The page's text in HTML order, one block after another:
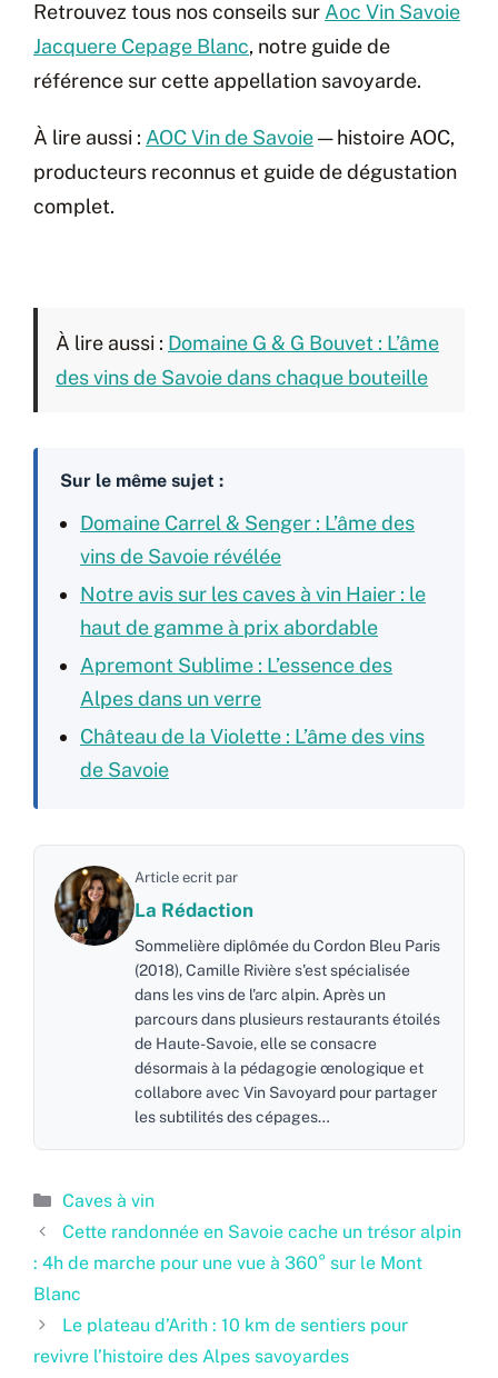
Retrouvez tous nos conseils sur Aoc Vin Savoie
Jacquere Cepage Blanc, notre guide de
référence sur cette appellation savoyarde.
À lire aussi : AOC Vin de Savoie— histoire AOC,
producteurs reconnus et guide de dégustation
complet.
À lire aussi : Domaine G & G Bouvet : L’âme
des vins de Savoie dans chaque bouteille
Sur le même sujet :
Domaine Carrel & Senger : L’âme des
vins de Savoie révélée
Notre avis sur les caves à vin Haier : le
haut de gamme à prix abordable
Apremont Sublime : L’essence des
Alpes dans un verre
Château de la Violette : L’âme des vins
de Savoie
Article ecrit par
La Rédaction
Sommelière diplômée du Cordon Bleu Paris
(2018), Camille Rivière s'est spécialisée
dans les vins de l'arc alpin. Après un
parcours dans plusieurs restaurants étoilés
de Haute-Savoie, elle se consacre
désormais à la pédagogie œnologique et
collabore avec Vin Savoyard pour partager
les subtilités des cépages…
Catégories
Caves à vin
Cette randonnée en Savoie cache un trésor alpin
: 4h de marche pour une vue à 360° sur le Mont
Blanc
Le plateau d’Arith : 10 km de sentiers pour
revivre l’histoire des Alpes savoyardes